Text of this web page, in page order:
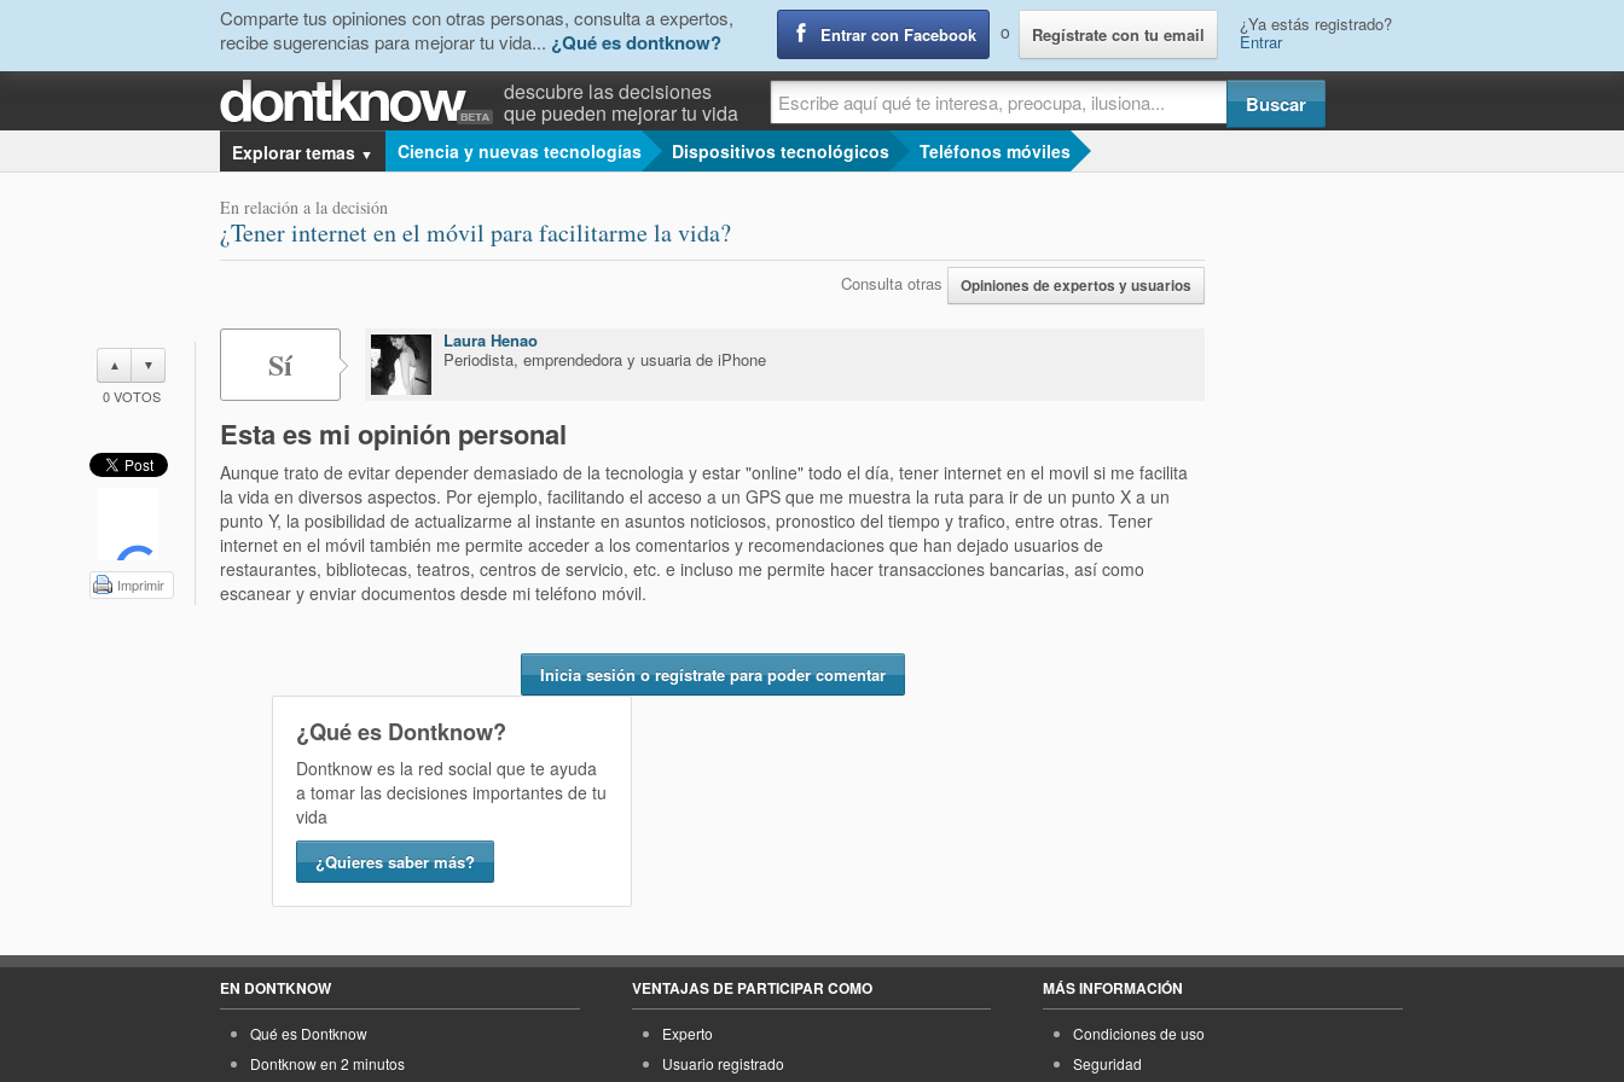
Comparte tus opiniones con otras personas, consulta a expertos,
recibe sugerencias para mejorar tu vida... ¿Qué es dontknow? Entrar con Facebook o Regístrate con tu email ¿Ya estás registrado?
Entrar
descubre las decisiones
que pueden mejorar tu vida
Explorar temas ▼ Ciencia y nuevas tecnologías Dispositivos tecnológicos Teléfonos móviles
En relación a la decisión
¿Tener internet en el móvil para facilitarme la vida?
Consulta otras Opiniones de expertos y usuarios
Sí
Laura Henao
Periodista, emprendedora y usuaria de iPhone
▲ ▼
0VOTOS
Imprimir
Esta es mi opinión personal
Aunque trato de evitar depender demasiado de la tecnologia y estar "online" todo el día, tener internet en el movil si me facilita
la vida en diversos aspectos. Por ejemplo, facilitando el acceso a un GPS que me muestra la ruta para ir de un punto X a un
punto Y, la posibilidad de actualizarme al instante en asuntos noticiosos, pronostico del tiempo y trafico, entre otras. Tener
internet en el móvil también me permite acceder a los comentarios y recomendaciones que han dejado usuarios de
restaurantes, bibliotecas, teatros, centros de servicio, etc. e incluso me permite hacer transacciones bancarias, así como
escanear y enviar documentos desde mi teléfono móvil.
Inicia sesión o regístrate para poder comentar
¿Qué es Dontknow?
Dontknow es la red social que te ayuda
a tomar las decisiones importantes de tu
vida
¿Quieres saber más?
EN DONTKNOW
Qué es Dontknow
Dontknow en 2 minutos
VENTAJAS DE PARTICIPAR COMO
Experto
Usuario registrado
MÁS INFORMACIÓN
Condiciones de uso
Seguridad